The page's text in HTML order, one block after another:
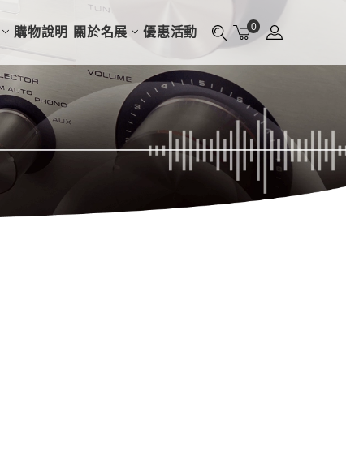
購物說明 關於名展 優惠活動 0